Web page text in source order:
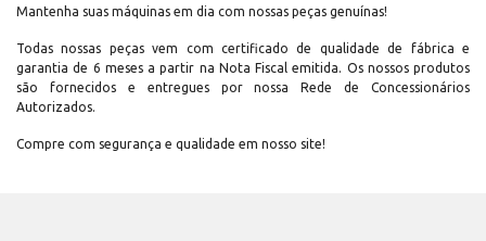
Mantenha suas máquinas em dia com nossas peças genuínas!
Todas nossas peças vem com certificado de qualidade de fábrica e
garantia de 6 meses a partir na Nota Fiscal emitida. Os nossos produtos
são fornecidos e entregues por nossa Rede de Concessionários
Autorizados.
Compre com segurança e qualidade em nosso site!